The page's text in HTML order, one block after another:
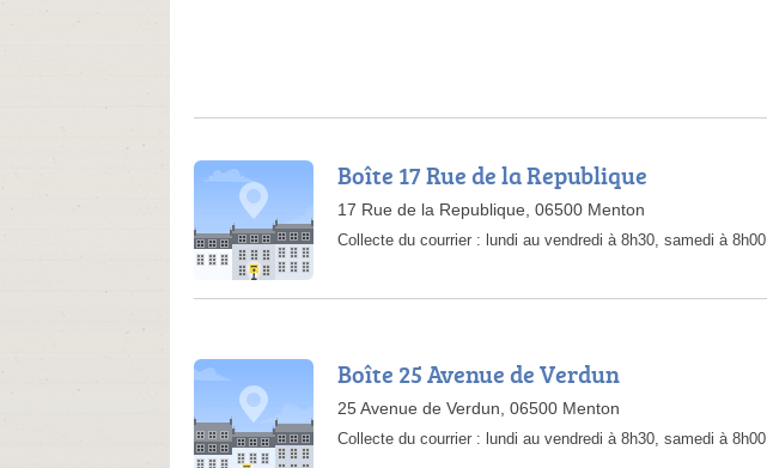
Boîte 17 Rue de la Republique
17 Rue de la Republique, 06500 Menton
Collecte du courrier : lundi au vendredi à 8h30, samedi à 8h00
Boîte 25 Avenue de Verdun
25 Avenue de Verdun, 06500 Menton
Collecte du courrier : lundi au vendredi à 8h30, samedi à 8h00